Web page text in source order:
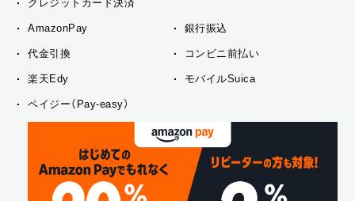
クレジットカード決済
AmazonPay 銀行振込
代金引換 コンビニ前払い
楽天Edy モバイルSuica
ペイジー（Pay-easy）